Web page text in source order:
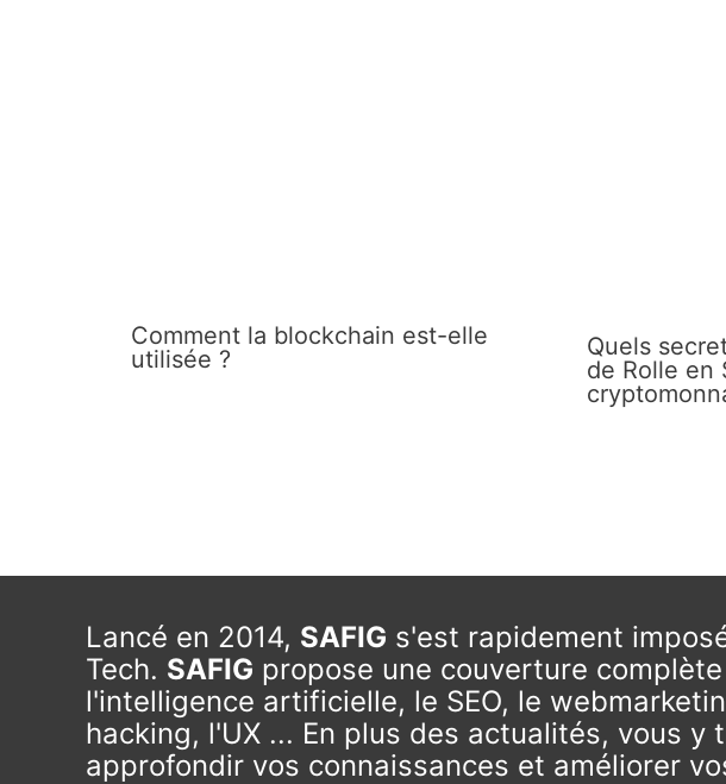
Comment la blockchain est-elle
utilisée ?
Quels
de Rolle en
Lancé en 2014, SAFIG s'est rapidement
Tech. SAFIG propose une couverture
l'intelligence artificielle, le SEO, le
hacking, l'UX ... En plus des actualités, vous
approfondir vos connaissances et améliorer